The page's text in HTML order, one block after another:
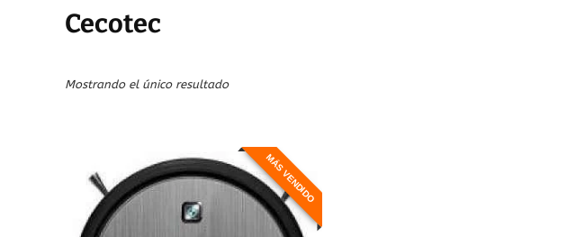
Cecotec
Mostrando el único resultado
MÁS VENDIDO